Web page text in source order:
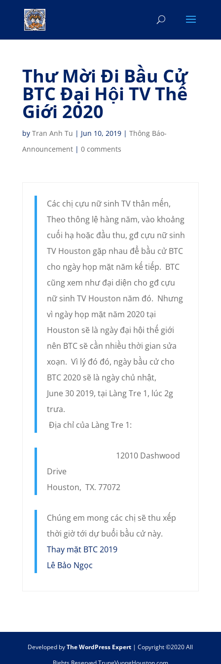
Thư Mời Đi Bầu Cử
BTC Đại Hội TV Thế
Giới 2020
by Tran Anh Tu | Jun 10, 2019| Thông Báo-
Announcement| 0 comments
Các chị cựu nữ sinh TV thân mến,
Theo thông lệ hàng năm, vào khoảng
cuối hạ hoặc đầu thu, gđ cựu nữ sinh
TV Houston gặp nhau để bầu cử BTC
cho ngày họp mặt năm kế tiếp. BTC
cũng xem như đại diện cho gđ cựu
nữ sinh TV Houston năm đó. Nhưng
vì ngày họp mặt năm 2020 tại
Houston sẽ là ngày đại hội thế giới
nên BTC sẽ cần nhiều thời gian sửa
xoạn. Vì lý đó đó, ngày bầu cử cho
BTC 2020 sẽ là ngày chủ nhật,
June 30 2019, tại Làng Tre 1, lúc 2g
trưa.
Địa chỉ của Làng Tre 1:
12010 Dashwood
Drive
Houston, TX. 77072
Chúng em mong các chị sẽ thu xếp
thời giờ tới dự buổi bầu cử này.
Thay mặt BTC 2019
Lê Bảo Ngọc
Developed byThe WordPress Expert | Copyright ©2020 All